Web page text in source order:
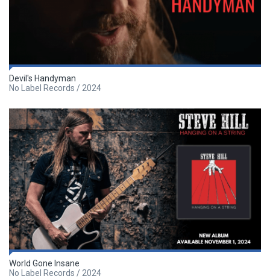
Devil's Handyman
No Label Records / 2024
World Gone Insane
No Label Records / 2024